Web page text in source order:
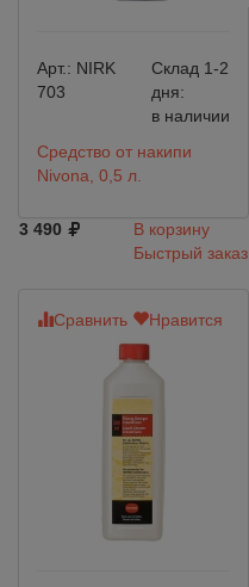
Арт.: NIRK
703
Склад 1-2
дня:
в наличии
Средство от накипи
Nivona, 0,5 л.
3 490
В корзину
Быстрый заказ
Сравнить Нравится